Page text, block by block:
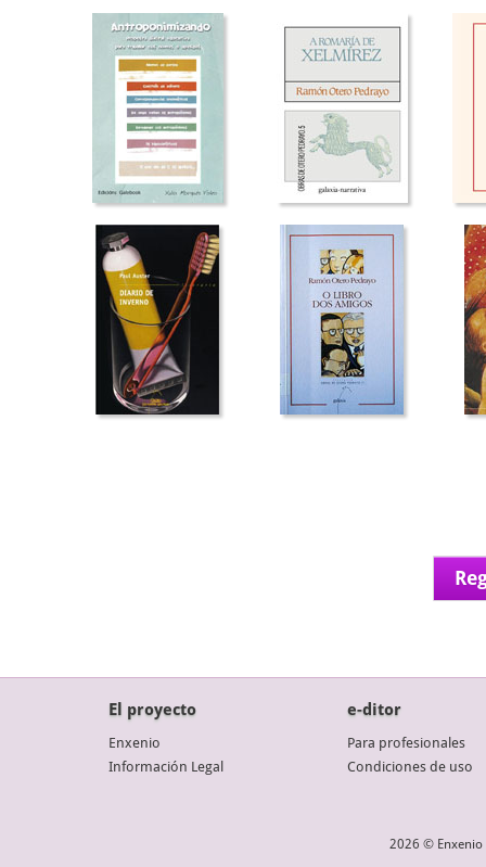
El proyecto
Enxenio
Información Legal
e-ditor
Para profesionales
Condiciones de uso
2026 © Enxenio